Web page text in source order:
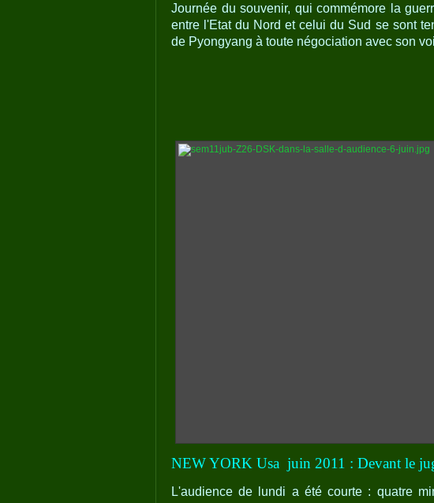
Journée du souvenir, qui commémore la
entre l'Etat du Nord et celui du Sud se sont
de Pyongyang à toute négociation avec son
NEW YORK Usa juin 2011 : Devant le
L'audience de lundi a été courte : quatre